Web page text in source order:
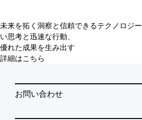
未来を拓く洞察と信頼できるテクノロジー
い思考と迅速な行動、
優れた成果を生み出す
詳細はこちら
お問い合わせ